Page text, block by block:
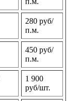
280 руб/
п.м.
450 руб/
п.м.
1 900
руб/шт.